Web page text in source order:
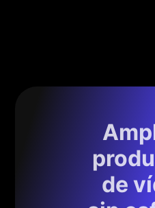
de